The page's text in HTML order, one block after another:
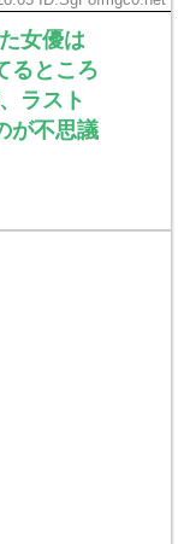
女優は
るところ
ラスト
が不思議